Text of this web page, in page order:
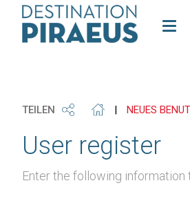
TEILEN | NEUES
User register
Enter the following